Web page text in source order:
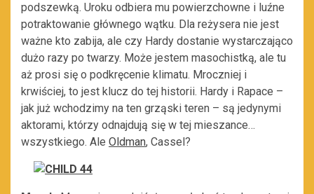
podszewką. Uroku odbiera mu powierzchowne i luźne
potraktowanie głównego wątku. Dla reżysera nie jest
ważne kto zabija, ale czy Hardy dostanie wystarczająco
dużo razy po twarzy. Może jestem masochistką, ale tu
aż prosi się o podkręcenie klimatu. Mroczniej i
krwiściej, to jest klucz do tej historii. Hardy i Rapace –
jak już wchodzimy na ten grząski teren – są jedynymi
aktorami, którzy odnajdują się w tej mieszance…
wszystkiego. Ale Oldman, Cassel?